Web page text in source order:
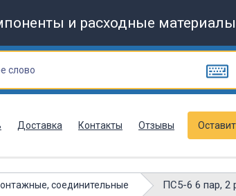
и расходные материалы
Доставка Контакты Отзывы
соединительные ПС5-6 6 пар, 2